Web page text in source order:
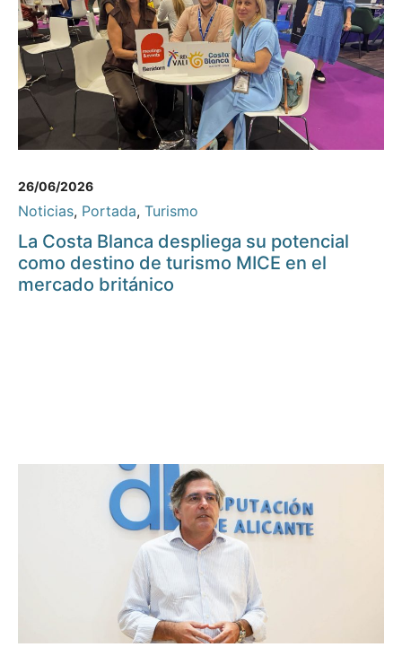
26/06/2026
Noticias, Portada, Turismo
La Costa Blanca despliega su potencial
como destino de turismo MICE en el
mercado británico